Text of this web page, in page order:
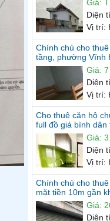
Chính chủ cho
tầng, phường Vĩnh
Diện
Vị trí:
Cho thuê căn hộ
full đồ giá bình dân
Đức
Diện
Vị trí:
Chính chủ cho thuê
mặt tiền 10m gần
Hoàng Mai, Hà Nội.
Diện
Vị trí :
Chính chủ cho thuê